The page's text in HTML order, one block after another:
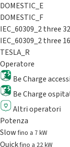
DOMESTIC_E
DOMESTIC_F
IEC_60309_2 three 32
IEC_60309_2 three 16
TESLA_R
Operatore
Be Charge
Be Charge
Altri operatori
Potenza
Slowfino a 7 kW
Quickfino a 22 kW